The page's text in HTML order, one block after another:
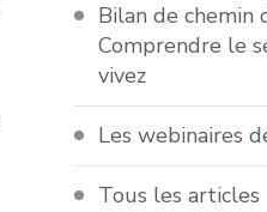
Bilan de chemin
Comprendre le
vivez
Les webinaires
Tous les articles